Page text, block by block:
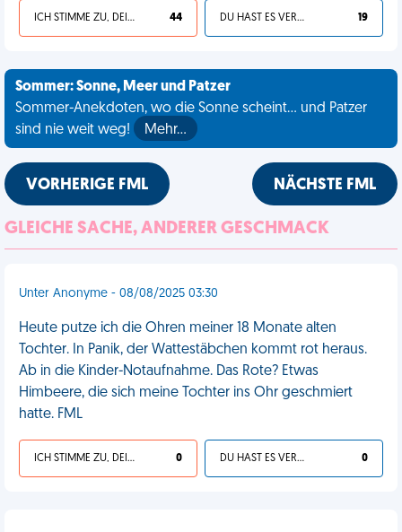
ICH STIMME ZU, DEIN LEBEN IST SCHEISSE 44 DU HAST ES VERDIENT 19
Sommer: Sonne, Meer und Patzer
Sommer-Anekdoten, wo die Sonne scheint... und Patzer
sind nie weit weg!
Mehr…
VORHERIGE FML NÄCHSTE FML
GLEICHE SACHE, ANDERER GESCHMACK
Unter Anonyme - 08/08/2025 03:30
Heute putze ich die Ohren meiner 18 Monate alten
Tochter. In Panik, der Wattestäbchen kommt rot heraus.
Ab in die Kinder-Notaufnahme. Das Rote? Etwas
Himbeere, die sich meine Tochter ins Ohr geschmiert
hatte. FML
ICH STIMME ZU, DEIN LEBEN IST SCHEISSE 0 DU HAST ES VERDIENT 0